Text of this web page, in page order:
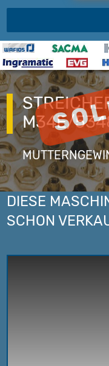
M34E/
DIESE
SCHON